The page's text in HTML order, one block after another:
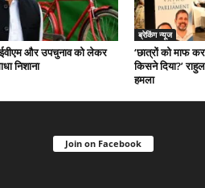
और उपचुनाव को लेकर
निशाना
ब्रेकिंग न्यूज
‘छात्रों को माफ
किसने दिया?’
हमला
Join on Facebook